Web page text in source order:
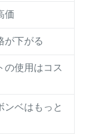
価
が下がる
の使用はコス
ンベはもっと